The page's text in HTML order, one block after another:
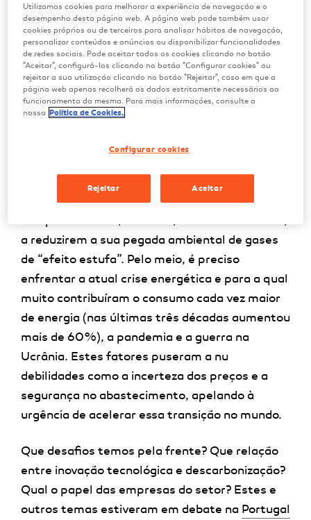
Vivemos um tempo de grande transformação
no setor energético. A transição dos
combustíveis fósseis para energias “limpas” é
imprescindível para atingir a ambicionada
neutralidade carbónica em 2050 e o objetivo
maior de mitigar as alterações climáticas. Mas
não sem algumas “dores”. O avultado
várias velocidades entre os países que se
a reduzirem a sua pegada ambiental de gases
de “efeito estufa”. Pelo meio, é preciso
enfrentar a atual crise energética e para a qual
muito contribuíram o consumo cada vez maior
de energia (nas últimas três décadas aumentou
mais de 60%), a pandemia e a guerra na
Ucrânia. Estes fatores puseram a nu
debilidades como a incerteza dos preços e a
segurança no abastecimento, apelando à
urgência de acelerar essa transição no mundo.
Que desafios temos pela frente? Que relação
entre inovação tecnológica e descarbonização?
Qual o papel das empresas do setor? Estes e
outros temas estiveram em debate na Portugal
Utilizamos cookies para melhorar a experiência de navegação e o
desempenho desta página web. A página web pode também usar
cookies próprios ou de terceiros para analisar hábitos de navegação,
personalizar conteúdos e anúncios ou disponibilizar funcionalidades
de redes sociais. Pode aceitar todos os cookies clicando no botão
"Aceitar", configurá-los clicando no botão "Configurar cookies" ou
rejeitar a sua utilização clicando no botão "Rejeitar", caso em que a
página web apenas recolherá os dados estritamente necessários ao
funcionamento da mesma. Para mais informações, consulte a
nossa Política de Cookies.
Configurar cookies
Rejeitar Aceitar